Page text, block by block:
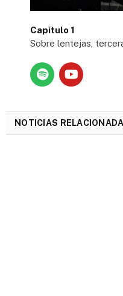
Capítulo 1
Sobre lentejas,
NOTICIAS